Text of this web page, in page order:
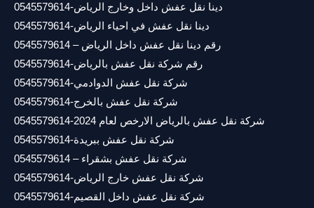
دينا نقل عفش داخل وخارج الرياض-0545579614
دينا نقل عفش في احياء الرياض-0545579614
رقم دينا نقل عفش داخل الرياض – 0545579614
رقم شركة نقل عفش بالرياض-0545579614
شركة نقل عفش الدوادمي-0545579614
شركة نقل عفش بالخرج-0545579614
شركة نقل عفش بالرياض الارخص لعام 2024-0545579614
شركة نقل عفش ببريدة-0545579614
شركة نقل عفش بشقراء – 0545579614
شركة نقل عفش خارج الرياض-0545579614
شركة نقل عفش داخل القصيم-0545579614